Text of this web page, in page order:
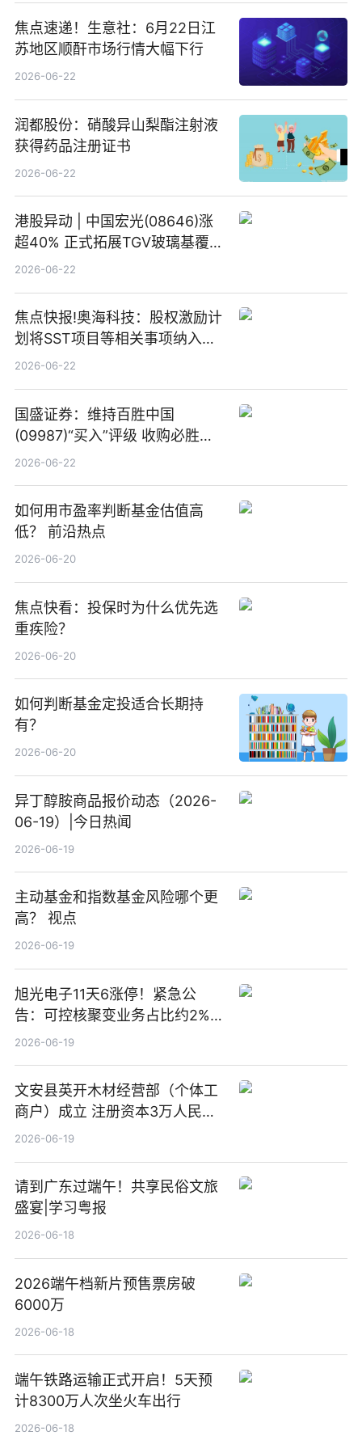
焦点速递！生意社：6月22日江
苏地区顺酐市场行情大幅下行
2026-06-22
润都股份：硝酸异山梨酯注射液
获得药品注册证书
2026-06-22
港股异动 | 中国宏光(08646)涨
超40% 正式拓展TGV玻璃基覆铜
板新材料业务
2026-06-22
焦点快报!奥海科技：股权激励计
划将SST项目等相关事项纳入专
项业务发展考核指标
2026-06-22
国盛证券：维持百胜中国
(09987)“买入”评级 收购必胜客
中国增厚利润加速成长 信息
2026-06-22
如何用市盈率判断基金估值高
低？ 前沿热点
2026-06-20
焦点快看：投保时为什么优先选
重疾险？
2026-06-20
如何判断基金定投适合长期持
有？
2026-06-20
异丁醇胺商品报价动态（2026-
06-19）|今日热闻
2026-06-19
主动基金和指数基金风险哪个更
高？ 视点
2026-06-19
旭光电子11天6涨停！紧急公
告：可控核聚变业务占比约2%！
前沿热点
2026-06-19
文安县英开木材经营部（个体工
商户）成立 注册资本3万人民币
新要闻
2026-06-19
请到广东过端午！共享民俗文旅
盛宴|学习粤报
2026-06-18
2026端午档新片预售票房破
6000万
2026-06-18
端午铁路运输正式开启！5天预
计8300万人次坐火车出行
2026-06-18